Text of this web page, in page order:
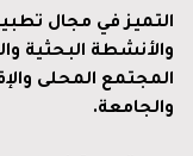
التميز في مجال
والأنشطة البحثية
المجتمع المحلى
والجامعة.